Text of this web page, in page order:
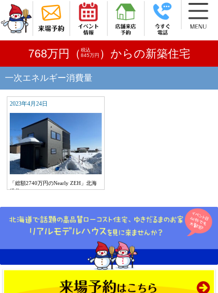
768万円（ 税込
845万円 ）からの新築住宅
一次エネルギー消費量
2023年4月24日
「総額2740万円のNearly ZEH」北海
道住…